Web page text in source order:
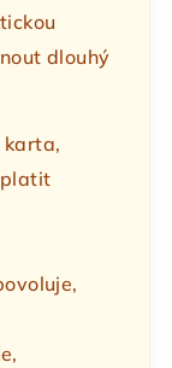
dlouhý
karta,
platit